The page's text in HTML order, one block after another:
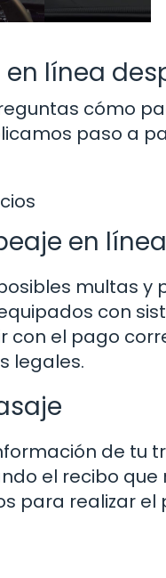
línea
cómo
paso a
en
multas y
con
con el pago
legales.
de tu
el recibo
para realizar el